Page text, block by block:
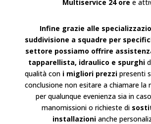
Multiservice 24 ore e
Infine grazie alle
suddivisione a squadre per
settore possiamo offrire
tapparellista, idraulico e spurghi
qualità coni migliori prezzipresenti
conclusione non esitare a chiamare la
per qualunque evenienza sia in
manomissioni o richieste di
installazioni anche